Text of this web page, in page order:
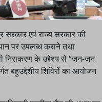
एवं राज्य सरकार की
पर उपलब्ध कराने तथा
निराकरण के उद्देश्य से “जन-जन
बहुउद्देशीय शिविरों का आयोजन